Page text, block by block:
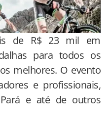
de R$ 23 mil em
para todos os
melhores. O evento
e profissionais,
e até de outros